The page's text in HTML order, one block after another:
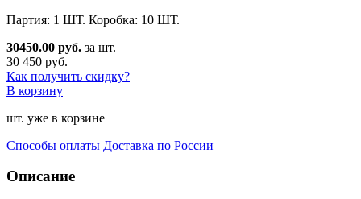
Партия: 1 ШТ. Коробка: 10 ШТ.
30450.00 руб. за шт.
30 450 руб.
Как получить скидку?
В корзину
шт. уже в корзине
Способы оплаты Доставка по России
Описание